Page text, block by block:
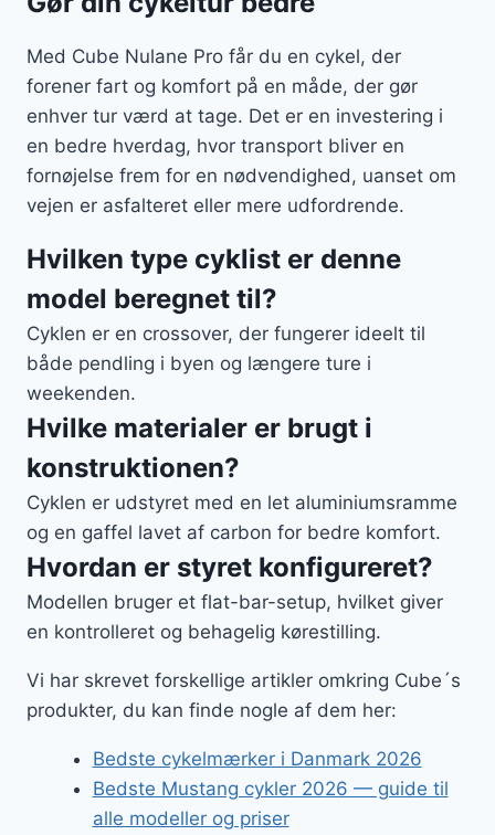
Med Cube Nulane Pro får du en cykel, der
forener fart og komfort på en måde, der gør
enhver tur værd at tage. Det er en investering i
en bedre hverdag, hvor transport bliver en
fornøjelse frem for en nødvendighed, uanset om
vejen er asfalteret eller mere udfordrende.
Hvilken type cyklist er denne
model beregnet til?
Cyklen er en crossover, der fungerer ideelt til
både pendling i byen og længere ture i
weekenden.
Hvilke materialer er brugt i
konstruktionen?
Cyklen er udstyret med en let aluminiumsramme
og en gaffel lavet af carbon for bedre komfort.
Hvordan er styret konfigureret?
Modellen bruger et flat-bar-setup, hvilket giver
en kontrolleret og behagelig kørestilling.
Vi har skrevet forskellige artikler omkring Cube´s
produkter, du kan finde nogle af dem her:
Bedste cykelmærker i Danmark 2026
Bedste Mustang cykler 2026 — guide til
alle modeller og priser